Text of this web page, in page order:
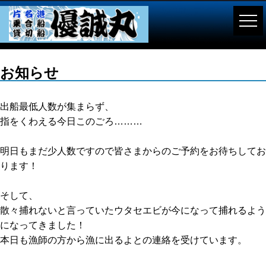
お知らせ
出船最低人数が集まらず、
指をくわえる今日このごろ………
明日もまだ少人数ですので皆さまからのご予約をお待ちしてお
ります！
そして、
散々捕れないと言っていたウタセエビが今になって捕れるよう
になってきました！
本日も漁師の方から漁に出るよとの連絡を受けています。